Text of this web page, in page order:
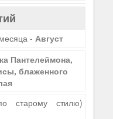
-Август
Пантелеймона,
блаженного
стилю)